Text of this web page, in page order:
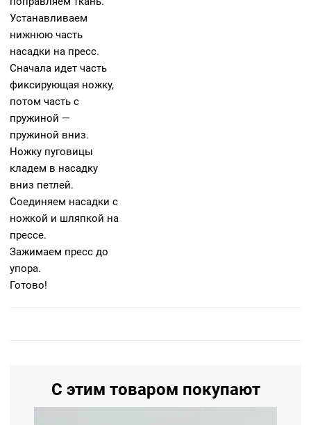
Устанавливаем
нижнюю часть
насадки на пресс.
Сначала идет часть
фиксирующая ножку,
потом часть с
пружиной —
пружиной вниз.
Ножку пуговицы
кладем в насадку
вниз петлей.
Соединяем насадки с
ножкой и шляпкой на
прессе.
Зажимаем пресс до
упора.
Готово!
С этим товаром покупают